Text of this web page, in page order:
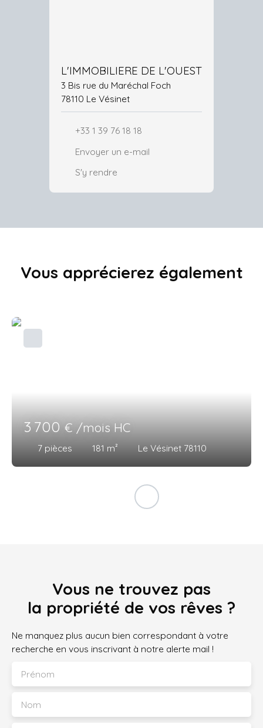
L'IMMOBILIERE DE L'OUEST
3 Bis rue du Maréchal Foch
78110 Le Vésinet
+33 1 39 76 18 18
Envoyer un e-mail
S'y rendre
Vous apprécierez également
3 700€ /mois HC
7 pièces 181 m² Le Vésinet 78110
Vous ne trouvez pas
la propriété de vos rêves ?
Ne manquez plus aucun bien correspondant à votre
recherche en vous inscrivant à notre alerte mail !
Prénom
Nom